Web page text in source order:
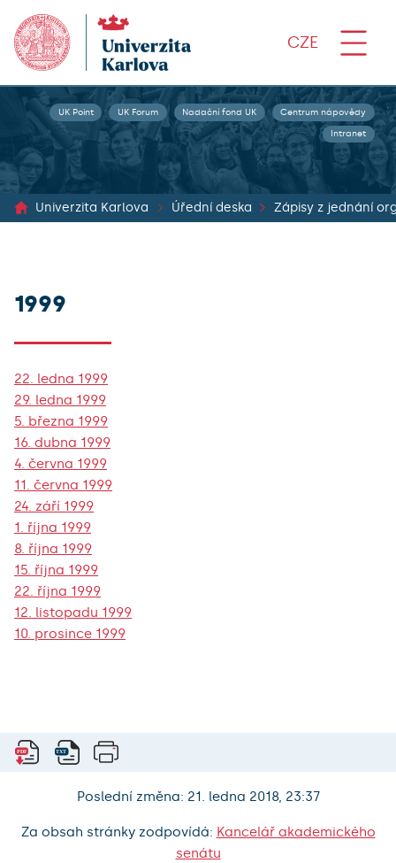
CZE
UK Point UK Forum Nadační fond UK Centrum nápovědy
Intranet
Univerzita Karlova Úřední deska
1999
22. ledna 1999
29. ledna 1999
5. března 1999
16. dubna 1999
4. června 1999
11. června 1999
24. září 1999
1. října 1999
8. října 1999
15. října 1999
22. října 1999
12. listopadu 1999
10. prosince 1999
Poslední změna: 21. ledna 2018, 23:37
Za obsah stránky zodpovídá: Kancelář akademického
senátu